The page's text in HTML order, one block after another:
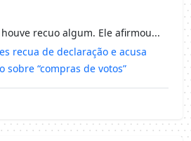
recuo algum. Ele afirmou...
recua de declaração e acusa
“compras de votos”